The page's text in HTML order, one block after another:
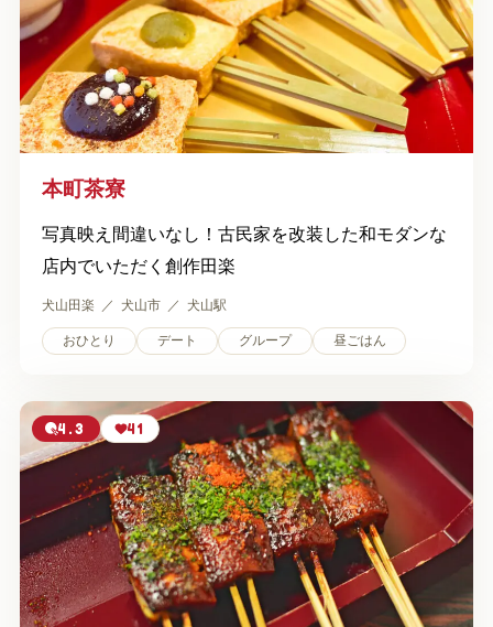
本町茶寮
写真映え間違いなし！古民家を改装した和モダンな
店内でいただく創作田楽
犬山田楽 犬山市 犬山駅
おひとり デート グループ 昼ごはん
4.3 41